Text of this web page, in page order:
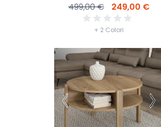
499,00 € 249,00 €
+ 2 Colori